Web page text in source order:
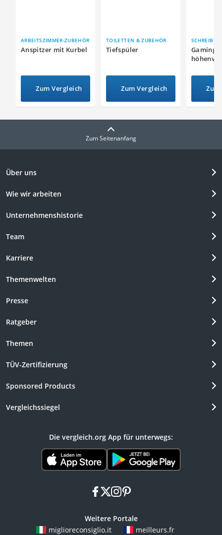
ARBEITSZIMMER-ZUBEHÖR
Anspitzer mit Kurbel
Zum Vergleich
TOILETTEN & ZUBEHÖR
Tiefspüler
Zum Vergleich
Gaming-
Zum Seitenanfang
Über uns
Wie wir arbeiten
Unternehmenshistorie
Team
Karriere
Themenwelten
Presse
Ratgeber
Themen
TÜV-Zertifizierung
Sponsored Products
Vergleichssiegel
Die vergleich.org App für unterwegs:
facebook
x instagram
pinterest
Weitere Portale
miglioreconsiglio.it
meilleurs.fr